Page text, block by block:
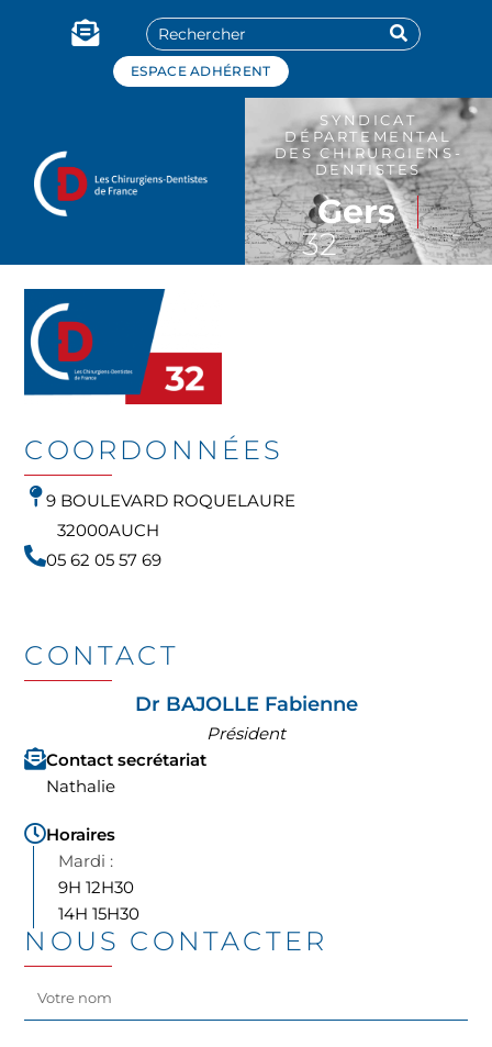
ESPACE ADHÉRENT
SYNDICAT
DÉPARTEMENTAL
DES CHIRURGIENS-
DENTISTES
Gers
32
COORDONNÉES
9 BOULEVARD ROQUELAURE
32000AUCH
05 62 05 57 69
CONTACT
Dr BAJOLLE Fabienne
Président
Contact secrétariat
Nathalie
Horaires
9H 12H30
14H 15H30
NOUS CONTACTER
Panneau de gestion des cookies